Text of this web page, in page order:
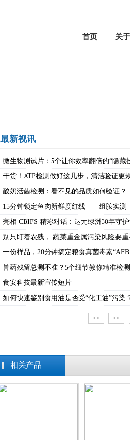
首页 关
最新视讯
微生物测试片：5个让你效率翻倍的“隐藏
干货！ATP检测做好这几步，清洁验证更
酸奶活菌检测：看不见的品质如何验证？
15分钟锁定鱼肉新鲜度红线——组胺实测！
亮相 CBIFS 精彩对话：达元绿洲30年守
别只盯着农残， 蔬菜重金属污染风险要重
一份样品，20分钟搞定粮食真菌毒素
兽药残留总测不准？5个细节教你精准检测
食安科技最新宣传短片
如何快速鉴别食用油是否受“化工油”污染
<< <<
相关产品